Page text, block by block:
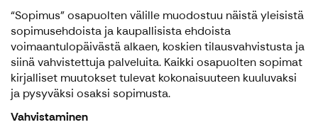
“Sopimus” osapuolten välille muodostuu näistä yleisistä
sopimusehdoista ja kaupallisista ehdoista
voimaantulopäivästä alkaen, koskien tilausvahvistusta ja
siinä vahvistettuja palveluita. Kaikki osapuolten sopimat
kirjalliset muutokset tulevat kokonaisuuteen kuuluvaksi
ja pysyväksi osaksi sopimusta.
Vahvistaminen